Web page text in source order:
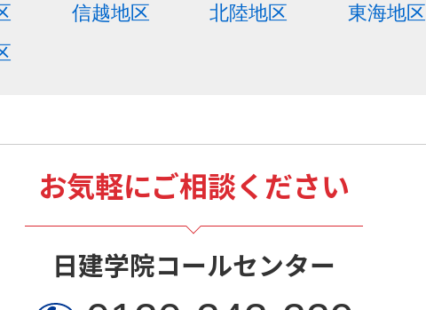
信越地区 北陸地区 東海地区
お気軽にご相談ください
日建学院コールセンター